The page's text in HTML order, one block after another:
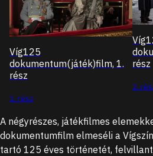
Víg125
dokumentum(játék)film, 1.
rész
1. rész
rész
2.
A négyrészes, játékfilmes
dokumentumfilm elmeséli a
tartó 125 éves történetét,